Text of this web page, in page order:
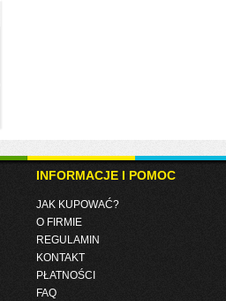
INFORMACJE I POMOC
JAK KUPOWAĆ?
O FIRMIE
REGULAMIN
KONTAKT
PŁATNOŚCI
FAQ